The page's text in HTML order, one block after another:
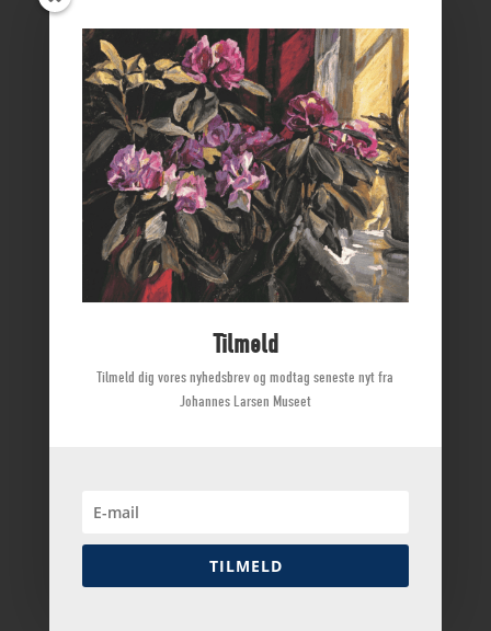
PLANLÆG BESØG
Åbningstider
Priser
Find vej
BRUG KUNSTMUSEET
johanneslarsenmuseet@ostfynsmuseer.dk
Tilmeld
Tilmeld dig vores nyhedsbrev og modtag seneste nyt fra
Johannes Larsen Museet
TILMELD